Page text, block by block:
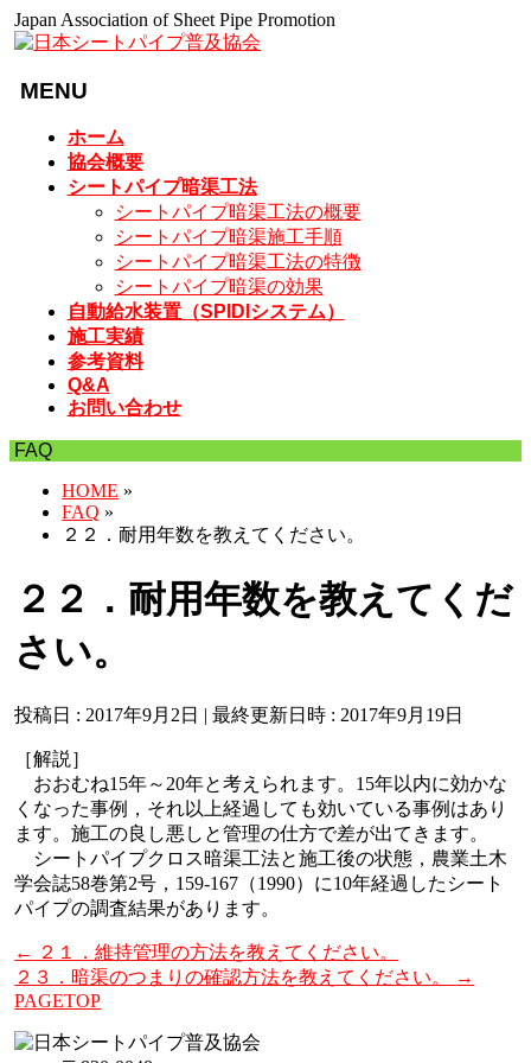
Japan Association of Sheet Pipe Promotion
MENU
ホーム
協会概要
シートパイプ暗渠工法
シートパイプ暗渠工法の概要
シートパイプ暗渠施工手順
シートパイプ暗渠工法の特徴
シートパイプ暗渠の効果
自動給水装置（SPIDIシステム）
施工実績
参考資料
Q&A
お問い合わせ
FAQ
HOME »
FAQ »
２２．耐用年数を教えてください。
２２．耐用年数を教えてくだ
さい。
投稿日 : 2017年9月2日 最終更新日時 : 2017年9月19日
［解説］
おおむね15年～20年と考えられます。15年以内に効かな
くなった事例，それ以上経過しても効いている事例はあり
ます。施工の良し悪しと管理の仕方で差が出てきます。
シートパイプクロス暗渠工法と施工後の状態，農業土木
学会誌58巻第2号，159-167（1990）に10年経過したシート
パイプの調査結果があります。
←
２１．維持管理の方法を教えてください。
２３．暗渠のつまりの確認方法を教えてください。
→
PAGETOP